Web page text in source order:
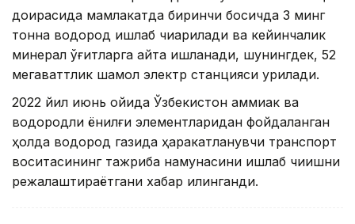
доирасида мамлакатда биринчи босқичда 3 минг
тонна водород ишлаб чиқарилади ва кейинчалик
минерал ўғитларга қайта ишланади, шунингдек, 52
мегаваттлик шамол электр станцияси қурилади.
2022 йил июнь ойида Ўзбекистон аммиак ва
водородли ёнилғи элементларидан фойдаланган
ҳолда водород газида ҳаракатланувчи транспорт
воситасининг тажриба намунасини ишлаб чиқишни
режалаштираётгани хабар қилинганди.